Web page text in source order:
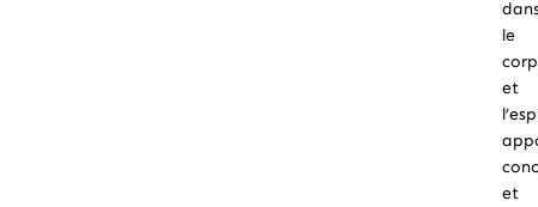
le
et
et